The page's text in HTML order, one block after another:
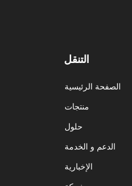
التنقل
الصفحة الرئيسية
منتجات
حلول
الدعم و الخدمة
الإخبارية